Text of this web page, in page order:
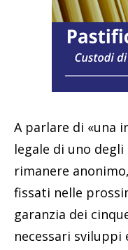
A parlare di «una
legale di uno
rimanere
fissati nelle
garanzia dei
necessari